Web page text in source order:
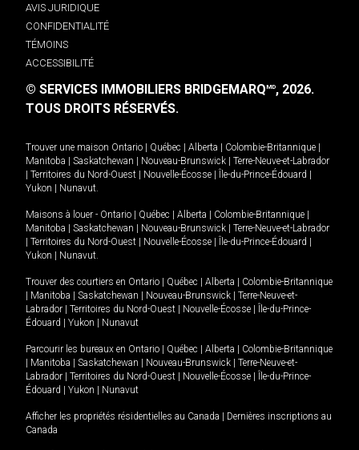
AVIS JURIDIQUE
CONFIDENTIALITÉ
TÉMOINS
ACCESSIBILITÉ
© SERVICES IMMOBILIERS BRIDGEMARQMD, 2026.
TOUS DROITS RÉSERVÉS.
Trouver une maison Ontario Québec Alberta Colombie-Britannique
Manitoba
Saskatchewan Nouveau-Brunswick
Terre-Neuve-et-Labrador
Territoires du Nord-Ouest Nouvelle-Écosse Île-du-Prince-Édouard
Yukon
Nunavut.
Maisons à louer - Ontario Québec Alberta Colombie-Britannique
Manitoba
Saskatchewan Nouveau-Brunswick
Terre-Neuve-et-Labrador
Territoires du Nord-Ouest Nouvelle-Écosse Île-du-Prince-Édouard
Yukon
Nunavut.
Trouver des courtiers en Ontario Québec Alberta
Colombie-Britannique
Manitoba Saskatchewan Nouveau-Brunswick
Terre-Neuve-et-
Labrador
Territoires du Nord-Ouest Nouvelle-Écosse
Île-du-Prince-
Édouard
Yukon Nunavut
Parcourir les bureaux en Ontario Québec Alberta
Colombie-Britannique
Manitoba Saskatchewan Nouveau-Brunswick
Terre-Neuve-et-
Labrador
Territoires du Nord-Ouest Nouvelle-Écosse
Île-du-Prince-
Édouard
Yukon Nunavut
Afficher les propriétés résidentielles au Canada
Dernières inscriptions au
Canada